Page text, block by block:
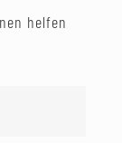
helfen